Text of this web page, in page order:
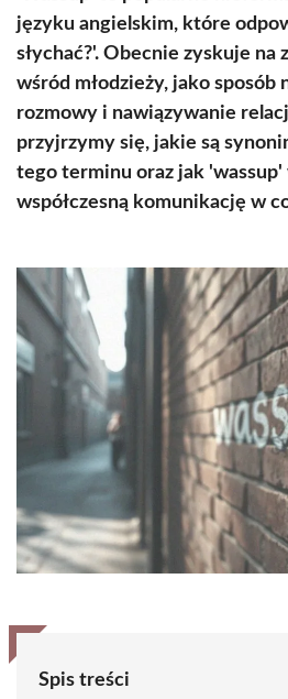
języku angielskim, które
słychać?'. Obecnie zyskuje na
wśród młodzieży, jako sposób
rozmowy i nawiązywanie
przyjrzymy się, jakie są
tego terminu oraz jak 'wassup'
współczesną komunikację w
Spis treści